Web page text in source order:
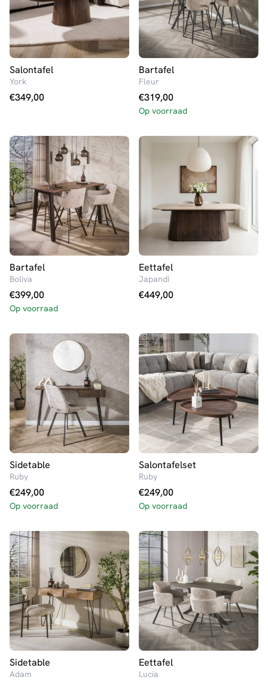
Salontafel
York
€349,00
Bartafel
Fleur
€319,00
Op voorraad
Bartafel
Boliva
€399,00
Op voorraad
Eettafel
Japandi
€449,00
Sidetable
Ruby
€249,00
Op voorraad
Salontafelset
Ruby
€249,00
Op voorraad
Sidetable
Adam
Eettafel
Lucia